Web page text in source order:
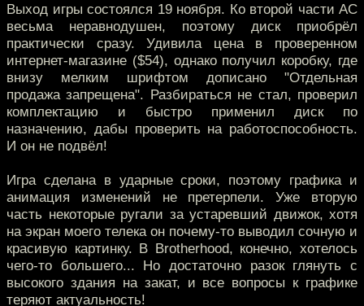
Выход игры состоялся 19 ноября. Ко второй части AC
весьма неравнодушен, поэтому диск приобрёл
практически сразу. Удивила цена в проверенном
интернет-магазине ($54), однако получил коробку, где
внизу мелким шрифтом дописано "Отдельная
продажа запрещена". Разбираться не стал, проверил
комплектацию и быстро применил диск по
назначению, дабы проверить на работоспособность.
И он не подвёл!
Игра сделана в ударные сроки, поэтому графика и
анимация изменений не претерпели. Уже вторую
часть некоторые ругали за устаревший движок, хотя
на экран моего телека он почему-то выводил сочную и
красивую картинку. В Brotherhood, конечно, хотелось
чего-то большего... Но достаточно разок глянуть с
высокого здания на закат, и все вопросы к графике
теряют актуальность!